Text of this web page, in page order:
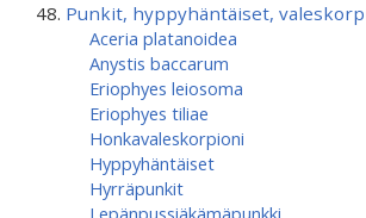
Punkit, hyppyhäntäiset,
Aceria platanoidea
Anystis baccarum
Eriophyes leiosoma
Eriophyes tiliae
Honkavaleskorpioni
Hyppyhäntäiset
Hyrräpunkit
Lepänpussiäkämäpunkki